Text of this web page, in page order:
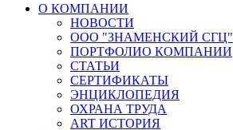
О КОМПАНИИ
НОВОСТИ
ООО "ЗНАМЕНСКИЙ СГЦ"
ПОРТФОЛИО КОМПАНИИ
СТАТЬИ
СЕРТИФИКАТЫ
ЭНЦИКЛОПЕДИЯ
ОХРАНА ТРУДА
ART ИСТОРИЯ